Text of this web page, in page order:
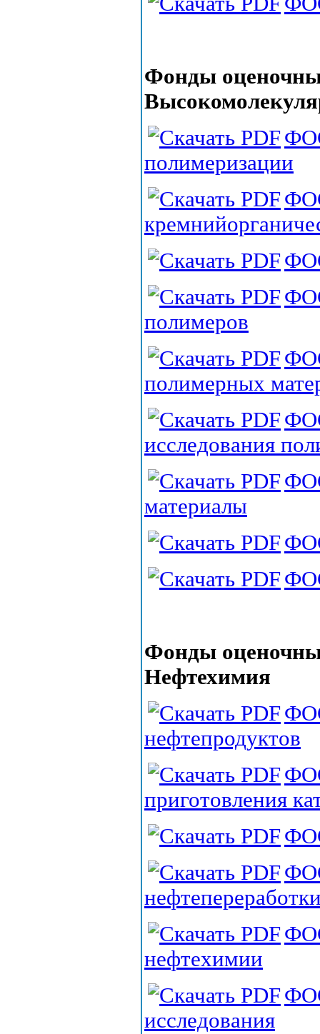
Фонды
полимеризации
полимеров
полимерных
исследования
материалы
Фонды
Нефтехимия
нефтепродуктов
приготовления
нефтехимии
исследования